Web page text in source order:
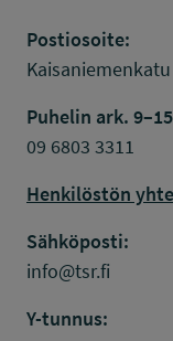
Postiosoite:
Puhelin ark.
09 6803 3311
Henkilöstön
Sähköposti:
info@tsr.fi
Y-tunnus: